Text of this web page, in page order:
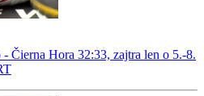
Čierna Hora 32:33, zajtra len o 5.-8.